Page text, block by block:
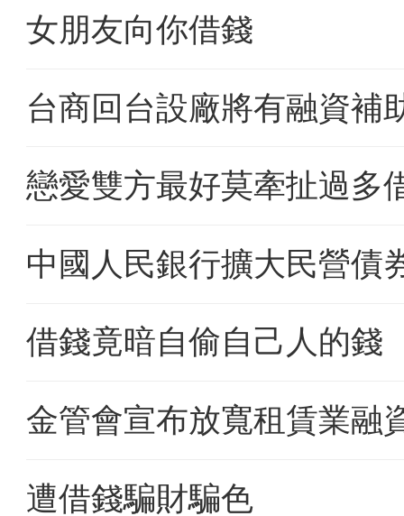
女朋友向你借錢
台商回台設廠將有融資補
戀愛雙方最好莫牽扯過多
中國人民銀行擴大民營債
借錢竟暗自偷自己人的錢
金管會宣布放寬租賃業融
遭借錢騙財騙色